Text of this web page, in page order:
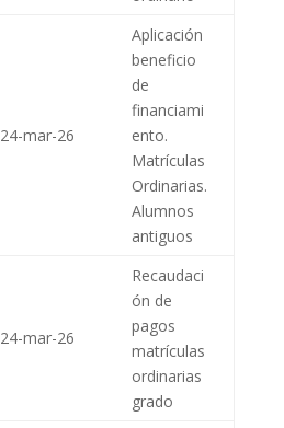
24-mar-26
Aplicación
beneficio
de
financiami
ento.
Matrículas
Ordinarias.
Alumnos
antiguos
24-mar-26
Recaudaci
ón de
pagos
matrículas
ordinarias
grado